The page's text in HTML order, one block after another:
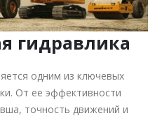
гидравлика
одним из ключевых
От ее эффективности
точность движений и